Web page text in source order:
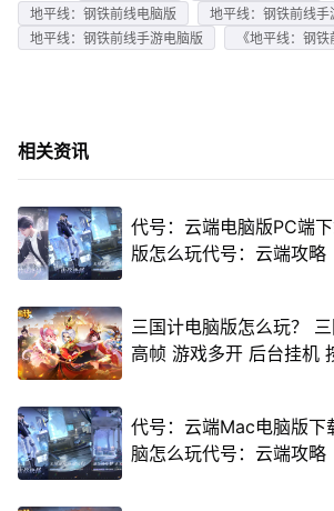
地平线：钢铁前线电脑版
地平线：钢铁前线手
地平线：钢铁前线手游电脑版
《地平线：钢
相关资讯
代号：云端电脑版PC端
版怎么玩代号：云端攻略
三国计电脑版怎么玩？
高帧 游戏多开 后台挂机
代号：云端Mac电脑版下
脑怎么玩代号：云端攻略